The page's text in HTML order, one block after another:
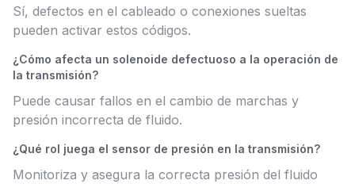
Sí, defectos en el cableado o conexiones sueltas
pueden activar estos códigos.
¿Cómo afecta un solenoide defectuoso a la operación de
la transmisión?
Puede causar fallos en el cambio de marchas y
presión incorrecta de fluido.
¿Qué rol juega el sensor de presión en la transmisión?
Monitoriza y asegura la correcta presión del fluido